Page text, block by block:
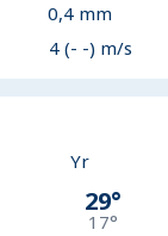
0,4mm
4 (- -) m/s
Yr
29°
17°